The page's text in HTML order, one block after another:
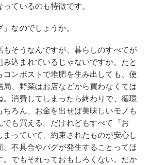
ているのも特徴です。
なのでしょうか。
もそうなんですが、暮らしのすべてが
み込まれているじゃないですか。たと
コンポストで堆肥を生み出しても、使
局、野菜はお店などから買わなくては
。消費してしまったら終わりで、循環
ちろん、お金を出せば美味しいモノも
でも買える。だけれどもすべて『お
まっていて、約束されたものが安心し
、不具合やバグが発生することってほ
。でもそれっておもしろくない。だか